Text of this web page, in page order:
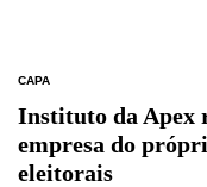
CAPA
Instituto da Apex
empresa do
eleitorais